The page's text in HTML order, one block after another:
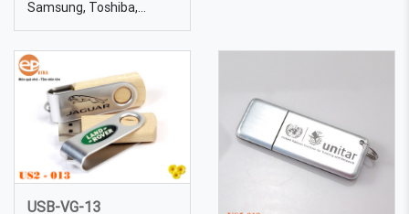
Samsung, Toshiba,
Kingston... Chất liệu Sứ
16gb, 32gb, 64gb... Kích
thước 6 Trọng lượng 18g
Màu sắc Đa dạng, được
tự chọn màu sắc Quy
cách In lưới USB Sứ - Sản
xuất và in logo theo yêu
cầu
theo yêu cầu
USB-VG-13